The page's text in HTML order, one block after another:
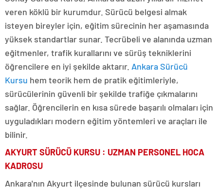
veren köklü bir kurumdur. Sürücü belgesi almak
isteyen bireyler için, eğitim sürecinin her aşamasında
yüksek standartlar sunar. Tecrübeli ve alanında uzman
eğitmenler, trafik kurallarını ve sürüş tekniklerini
öğrencilere en iyi şekilde aktarır. Ankara Sürücü
Kursu hem teorik hem de pratik eğitimleriyle,
sürücülerinin güvenli bir şekilde trafiğe çıkmalarını
sağlar. Öğrencilerin en kısa sürede başarılı olmaları için
uyguladıkları modern eğitim yöntemleri ve araçları ile
bilinir.
AKYURT SÜRÜCÜ KURSU : UZMAN PERSONEL HOCA
KADROSU
Ankara'nın Akyurt ilçesinde bulunan sürücü kursları